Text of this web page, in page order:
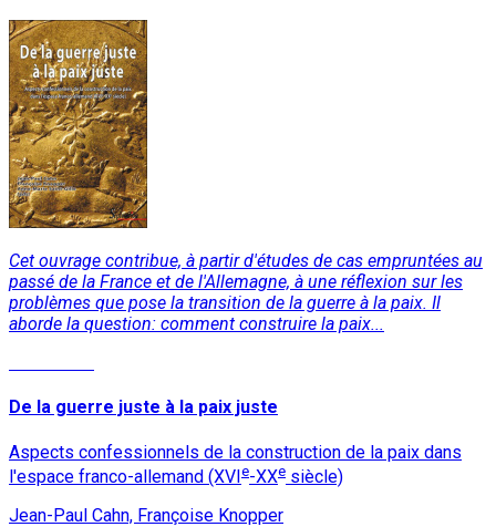
Cet ouvrage contribue, à partir d'études de cas empruntées au
passé de la France et de l'Allemagne, à une réflexion sur les
problèmes que pose la transition de la guerre à la paix. Il
aborde la question: comment construire la paix...
De la guerre juste à la paix juste
Aspects confessionnels de la construction de la paix dans
l'espace franco-allemand (XVIe-XXe siècle)
Jean-Paul Cahn, Françoise Knopper